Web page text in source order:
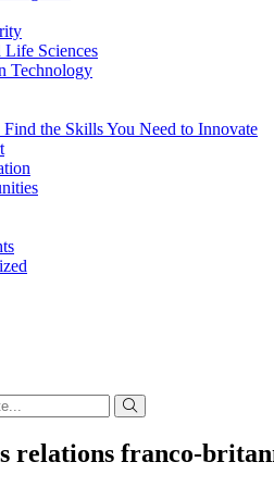
Life Sciences
Technology
Find the Skills You Need to Innovate
relations franco-